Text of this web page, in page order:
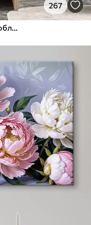
267
Пеалістичні естетичні камені, оздоблення будинку, природне освітлення